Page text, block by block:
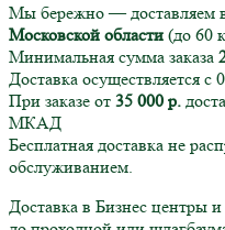
Мы бережно — доставляем
Московской области (до 60
Минимальная сумма заказа
Доставка осуществляется с
При заказе от 35 000 р.
МКАД
Бесплатная доставка не
обслуживанием.
Доставка в Бизнес центры